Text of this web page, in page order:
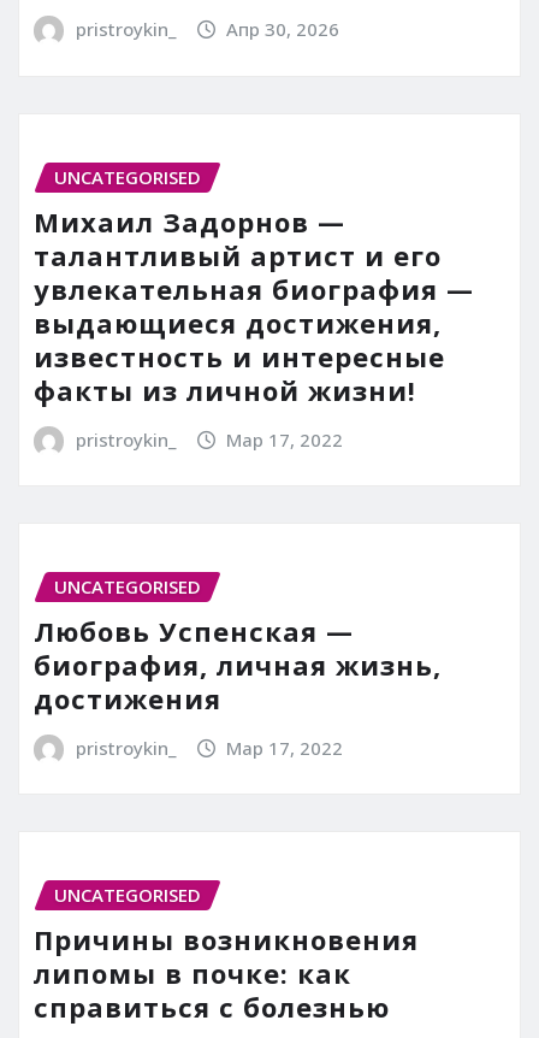
pristroykin_ Апр 30, 2026
UNCATEGORISED
Михаил Задорнов —
талантливый артист и его
увлекательная биография —
выдающиеся достижения,
известность и интересные
факты из личной жизни!
pristroykin_ Мар 17, 2022
UNCATEGORISED
Любовь Успенская —
биография, личная жизнь,
достижения
pristroykin_ Мар 17, 2022
UNCATEGORISED
Причины возникновения
липомы в почке: как
справиться с болезнью